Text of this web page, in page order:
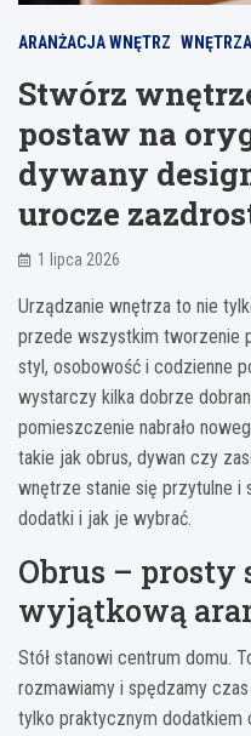
ARANŻACJA WNĘTRZ WNĘTRZA
Stwórz
postaw na
dywany
urocze
1 lipca 2026
Urządzanie wnętrza to nie
przede wszystkim tworzenie
styl, osobowość i codzienne
wystarczy kilka dobrze
pomieszczenie nabrało
takie jak obrus, dywan czy
wnętrze stanie się przytulne
dodatki i jak je wybrać.
Obrus – prosty
wyjątkową
Stół stanowi centrum domu.
rozmawiamy i spędzamy
tylko praktycznym dodatkiem